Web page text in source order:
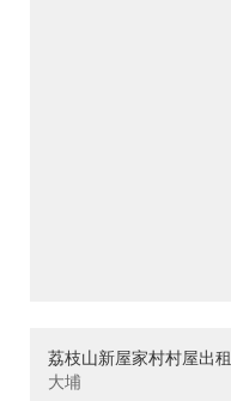
荔枝山新屋家村村屋出租
大埔